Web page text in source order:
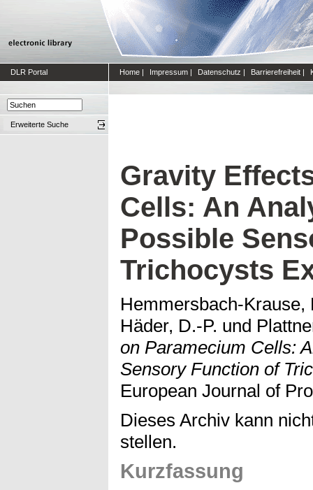
DLR Portal Home | Impressum | Datenschutz | Barrierefreiheit |
Erweiterte Suche
Gravity
Cells: An
Possible
Trichocysts
Hemmersbach-Krause,
Häder, D.-P. und
on Paramecium Cells:
Sensory Function of
European Journal of
Dieses Archiv kann
stellen.
Kurzfassung